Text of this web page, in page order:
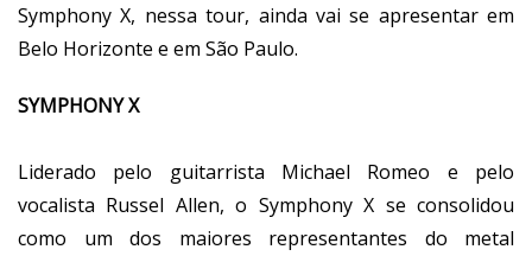
Symphony X, nessa tour, ainda vai se apresentar em
Belo Horizonte e em São Paulo.
SYMPHONY X
Liderado pelo guitarrista Michael Romeo e pelo
vocalista Russel Allen, o Symphony X se consolidou
como um dos maiores representantes do metal